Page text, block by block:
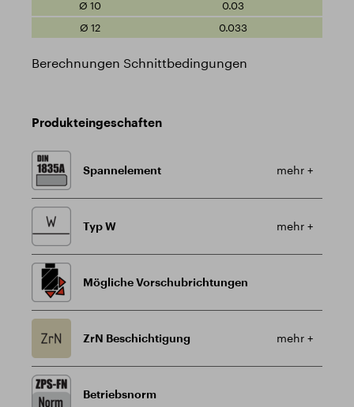
0.03
0.033
Berechnungen Schnittbedingungen
Produkteingeschaften
Spannelement mehr +
Typ W mehr +
Mögliche Vorschubrichtungen
ZrN Beschichtigung mehr +
Betriebsnorm